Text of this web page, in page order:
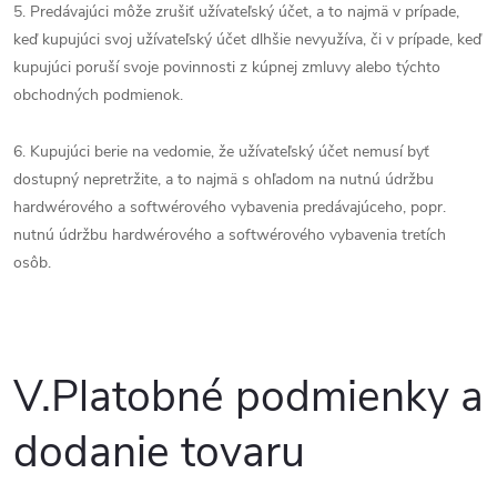
5. Predávajúci môže zrušiť užívateľský účet, a to najmä v prípade,
keď kupujúci svoj užívateľský účet dlhšie nevyužíva, či v prípade, keď
kupujúci poruší svoje povinnosti z kúpnej zmluvy alebo týchto
obchodných podmienok.
6. Kupujúci berie na vedomie, že užívateľský účet nemusí byť
dostupný nepretržite, a to najmä s ohľadom na nutnú údržbu
hardwérového a softwérového vybavenia predávajúceho, popr.
nutnú údržbu hardwérového a softwérového vybavenia tretích
osôb.
V.Platobné podmienky a
dodanie tovaru